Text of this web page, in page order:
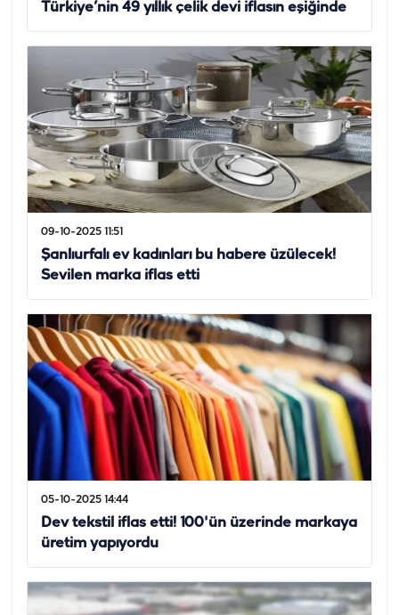
Türkiye’nin 49 yıllık çelik devi iflasın eşiğinde
09-10-2025 11:51
Şanlıurfalı ev kadınları bu habere üzülecek!
Sevilen marka iflas etti
05-10-2025 14:44
Dev tekstil iflas etti! 100'ün üzerinde markaya
üretim yapıyordu